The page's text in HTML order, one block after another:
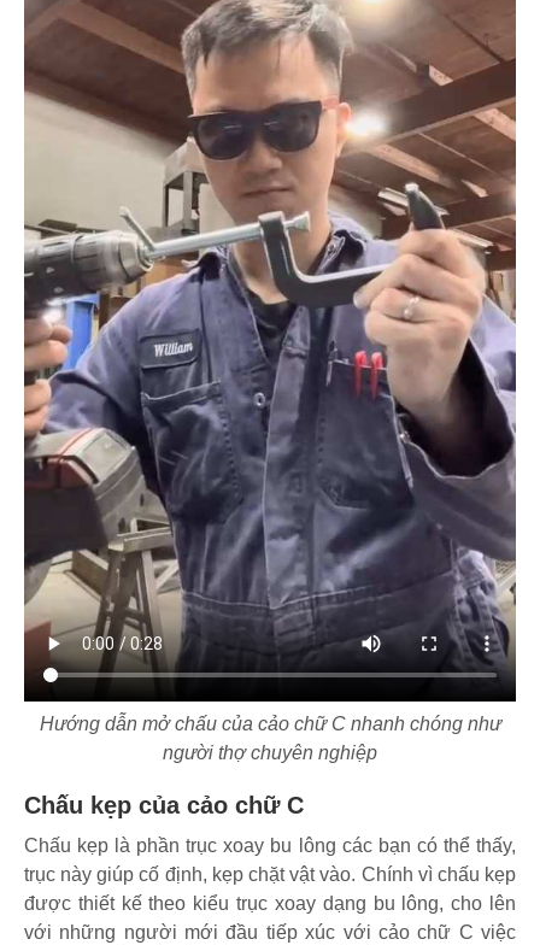
Hướng dẫn mở chấu của cảo chữ C nhanh chóng như
người thợ chuyên nghiệp
Chấu kẹp của cảo chữ C
Chấu kẹp là phần trục xoay bu lông các bạn có thể thấy,
trục này giúp cố định, kẹp chặt vật vào. Chính vì chấu kẹp
được thiết kế theo kiểu trục xoay dạng bu lông, cho lên
với những người mới đầu tiếp xúc với cảo chữ C việc